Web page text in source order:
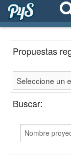
EVENTOS
EMPRESAS
PROYECTOS
NETWORKING
Propuestas
Buscar: